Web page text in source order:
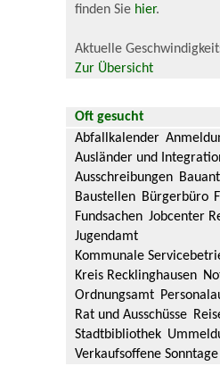
finden Sie hier.
Aktuelle
Zur Übersicht
Oft gesucht
Abfallkalender
Ausländer und
Ausschreibungen
Baustellen Bürgerbüro
Fundsachen Jobcenter
Jugendamt
Kommunale
Kreis Recklinghausen
Ordnungsamt
Rat und Ausschüsse
Stadtbibliothek
Verkaufsoffene Sonntage